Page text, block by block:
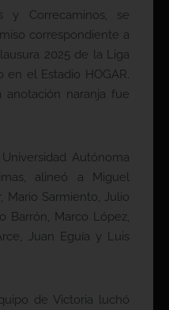
y Correcaminos, se
correspondiente a
2025 de la Liga
en el Estadio HOGAR.
anotación naranja fue
Autónoma
alineó a Miguel
Mario Sarmiento, Julio
Barrón, Marco López,
Juan Eguía y Luis
de Victoria luchó